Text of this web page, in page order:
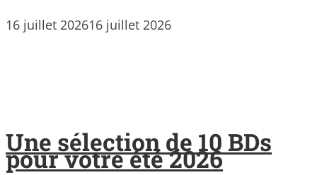
16 juillet 202616 juillet 2026
Une sélection de 10 BDs
pour votre été 2026